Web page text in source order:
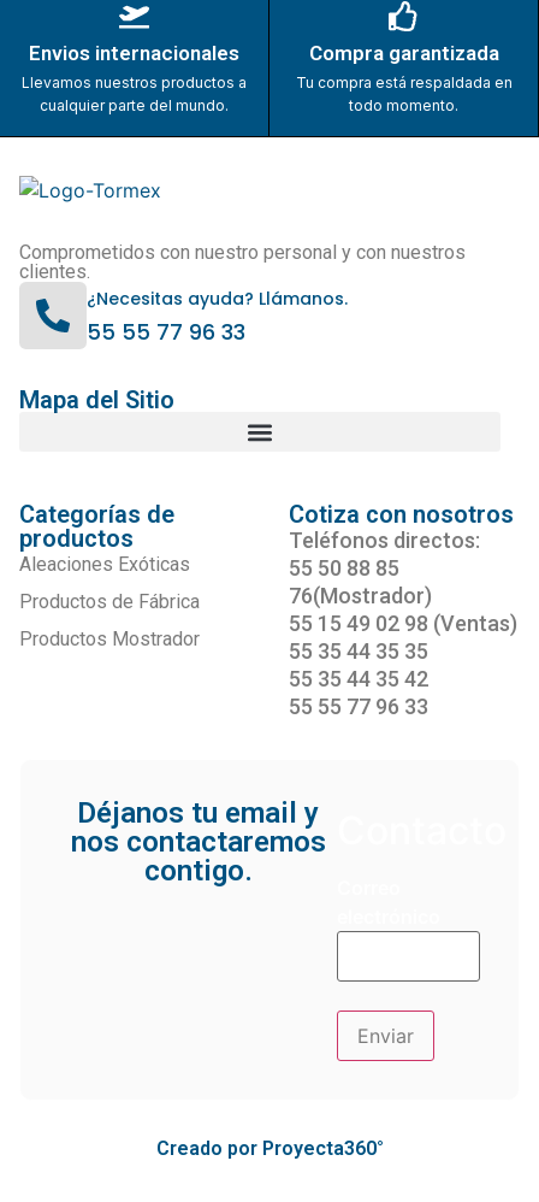
Envios internacionales
Llevamos nuestros productos a
cualquier parte del mundo.
Compra garantizada
Tu compra está respaldada en
todo momento.
Comprometidos con nuestro personal y con nuestros
clientes.
¿Necesitas ayuda? Llámanos.
55 55 77 96 33
Mapa del Sitio
Categorías de
productos
Aleaciones Exóticas
Productos de Fábrica
Productos Mostrador
Cotiza con nosotros
Teléfonos directos:
55 50 88 85
76(Mostrador)
55 15 49 02 98 (Ventas)
55 35 44 35 35
55 35 44 35 42
55 55 77 96 33
Déjanos tu email y
nos contactaremos
contigo.
Creado por Proyecta360°